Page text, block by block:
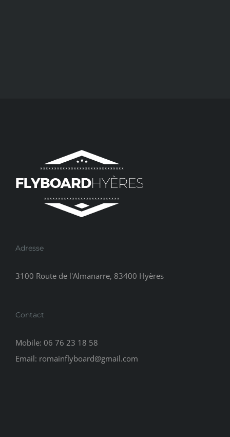
Adresse
3100 Route de l'Almanarre, 83400 Hyères
Contact
Mobile: 06 76 23 18 58
Email: romainflyboard@gmail.com